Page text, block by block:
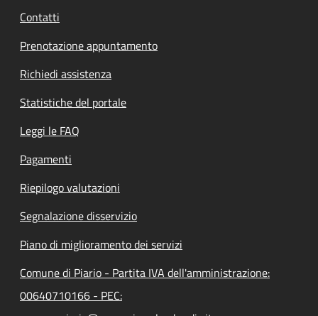
Contatti
Prenotazione appuntamento
Richiedi assistenza
Statistiche del portale
Leggi le FAQ
Pagamenti
Riepilogo valutazioni
Segnalazione disservizio
Piano di miglioramento dei servizi
Comune di Piario - Partita IVA dell'amministrazione:
00640710166 - PEC: